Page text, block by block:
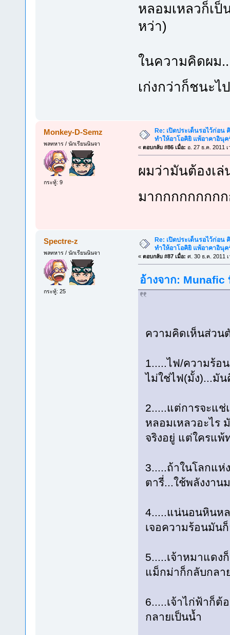
หลอมเหลวก็เป็
หว่า)
ในความคิดผม
เก่งกว่าก็ชนะ
Monkey-D-Semz
พลทหาร / นักเรียนนินจา
กระทู้: 9
Re: เปิดประเด็นรอไว้ก่อน
ทำให้อาโอคิยิ แพ้อาคาอินุ
« ตอบกลับ #86 เมื่อ: อ. 27 ธ.ค. 2011
ผมว่ามันต้องเ
มากกกกกกกก
Spectre-z
พลทหาร / นักเรียนนินจา
กระทู้: 25
Re: เปิดประเด็นรอไว้ก่อน
ทำให้อาโอคิยิ แพ้อาคาอินุ
« ตอบกลับ #87 เมื่อ: ศ. 30 ธ.ค. 2011
อ้างจาก: Munafic
ความคิดเห็นส่วน
1.....ไฟ/ความร้อ
ไม่ใช่ไฟ(มั้ง)...มั
2.....แต่การจะแช่
หลอมเหลวอะไร
จริงอยู่ แต่ใครแพ้
3.....ถ้าในโลกแห่
ตารี่...ใช้พลังงาน
4.....แน่นอนหินหล
เจอความร้อนมัน
5.....เจ้าหมาแดง
แม็กม่าก็กลับกลา
6.....เจ้าไก่ฟ้าก็ต้
กลายเป็นน้ำ